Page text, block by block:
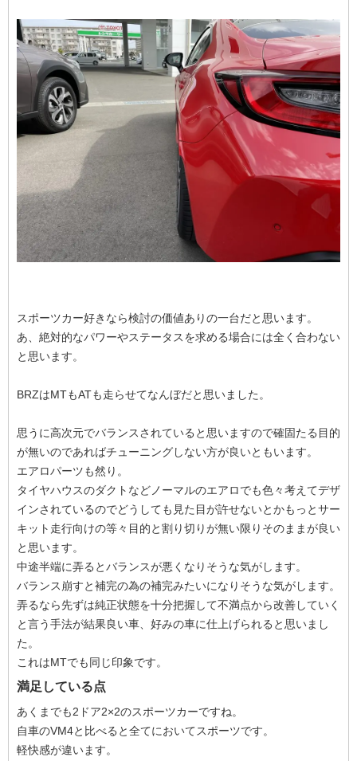
スポーツカー好きなら検討の価値ありの一台だと思います。
あ、絶対的なパワーやステータスを求める場合には全く合わない
と思います。
BRZはMTもATも走らせてなんぼだと思いました。
思うに高次元でバランスされていると思いますので確固たる目的
が無いのであればチューニングしない方が良いともいます。
エアロパーツも然り。
タイヤハウスのダクトなどノーマルのエアロでも色々考えてデザ
インされているのでどうしても見た目が許せないとかもっとサー
キット走行向けの等々目的と割り切りが無い限りそのままが良い
と思います。
中途半端に弄るとバランスが悪くなりそうな気がします。
バランス崩すと補完の為の補完みたいになりそうな気がします。
弄るなら先ずは純正状態を十分把握して不満点から改善していく
と言う手法が結果良い車、好みの車に仕上げられると思いまし
た。
これはMTでも同じ印象です。
満足している点
あくまでも2ドア2×2のスポーツカーですね。
自車のVM4と比べると全てにおいてスポーツです。
軽快感が違います。